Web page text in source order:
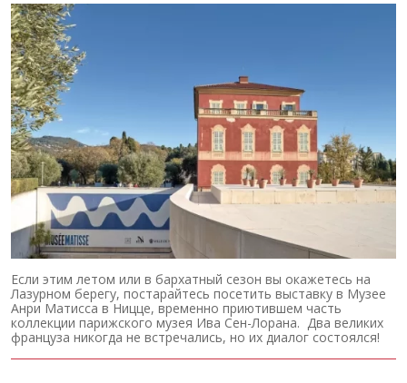
Если этим летом или в бархатный сезон вы окажетесь на
Лазурном берегу, постарайтесь посетить выставку в Музее
Анри Матисса в Ницце, временно приютившем часть
коллекции парижского музея Ива Сен-Лорана. Два великих
француза никогда не встречались, но их диалог состоялся!